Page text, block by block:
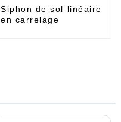
Siphon de sol linéaire
en carrelage